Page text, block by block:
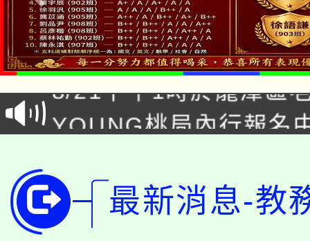
「本色祭」8/29、30在
場熱烈登場!
8/21下午1時於龍潭區
徵才活動。
YOUNG桃局內行報名
開!
115年桃園市運動會8/
田徑場及游泳池舉行。
桃園市低收入戶享有免
最新消息-教